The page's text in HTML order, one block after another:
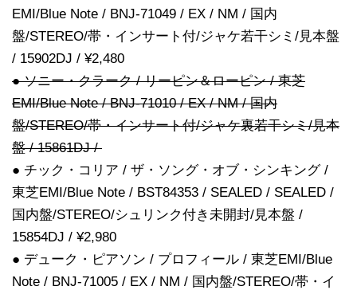
EMI/Blue Note / BNJ-71049 / EX / NM / 国内
盤/STEREO/帯・インサート付/ジャケ若干シミ/見本盤
/ 15902DJ / ¥2,480
● ソニー・クラーク / リーピン＆ローピン / 東芝
EMI/Blue Note / BNJ-71010 / EX / NM / 国内
盤/STEREO/帯・インサート付/ジャケ裏若干シミ/見本
盤 / 15861DJ /
● チック・コリア / ザ・ソング・オブ・シンキング /
東芝EMI/Blue Note / BST84353 / SEALED / SEALED /
国内盤/STEREO/シュリンク付き未開封/見本盤 /
15854DJ / ¥2,980
● デューク・ピアソン / プロフィール / 東芝EMI/Blue
Note / BNJ-71005 / EX / NM / 国内盤/STEREO/帯・イ